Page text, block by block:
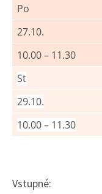
Po
27.10.
10.00 – 11.30
St
29.10.
10.00 – 11.30
Vstupné: